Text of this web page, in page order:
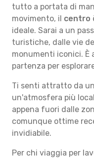
tutto a portata di
movimento, il centro
ideale. Sarai a un
turistiche, dalle vie
monumenti iconici.
partenza per
Ti senti attratto da
un'atmosfera più
appena fuori dalle
comunque ottime
invidiabile.
Per chi viaggia per